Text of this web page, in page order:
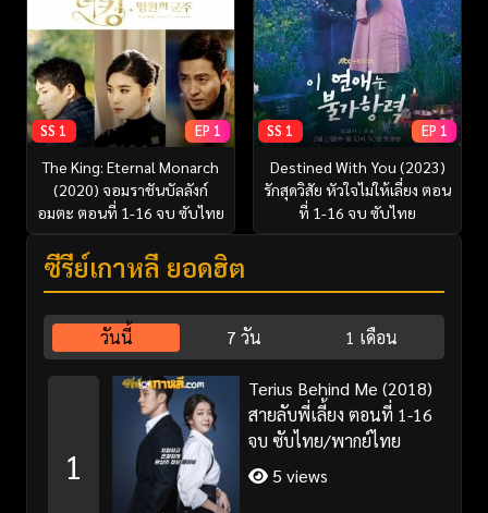
SS 1 EP 1
The King: Eternal Monarch
(2020) จอมราชันบัลลังก์
อมตะ ตอนที่ 1-16 จบ ซับไทย
SS 1 EP 1
Destined With You (2023)
รักสุดวิสัย หัวใจไม่ให้เลี่ยง ตอน
ที่ 1-16 จบ ซับไทย
ซีรี่ย์เกาหลี ยอดฮิต
วันนี้ 7 วัน 1 เดือน
1
Terius Behind Me (2018)
สายลับพี่เลี้ยง ตอนที่ 1-16
จบ ซับไทย/พากย์ไทย
5 views